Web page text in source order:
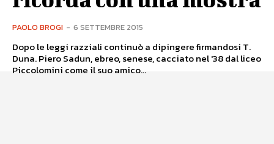
PAOLO BROGI - 6 SETTEMBRE 2015
Dopo le leggi razziali continuò a dipingere firmandosi T.
Duna. Piero Sadun, ebreo, senese, cacciato nel '38 dal liceo
Piccolomini come il suo amico...